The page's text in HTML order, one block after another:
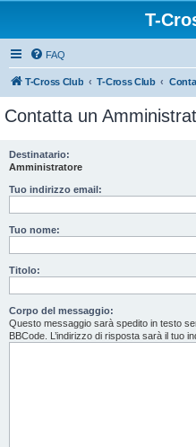
T-
FAQ
T-Cross Club T-Cross Club
Contatta un
Destinatario:
Amministratore
Tuo indirizzo email:
Tuo nome:
Titolo:
Corpo del messaggio:
Questo messaggio sarà spedito in testo
BBCode. L’indirizzo di risposta sarà il tuo